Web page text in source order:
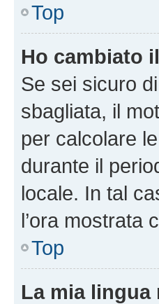
Top
Ho cambiato
Se sei sicuro
sbagliata, il
per calcolare
durante il
locale. In tal
l’ora mostrata
Top
La mia lingua